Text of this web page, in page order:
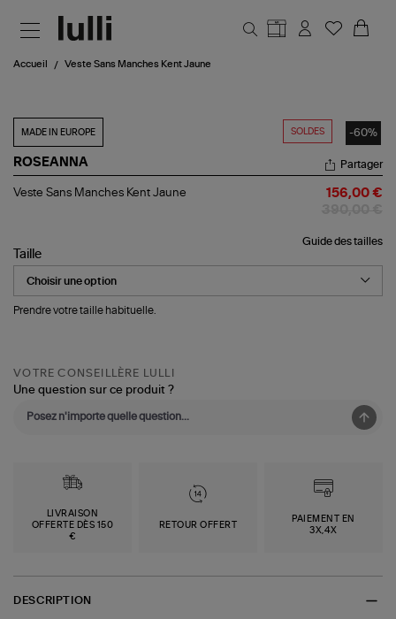
Accueil Veste Sans Manches Kent Jaune
SOLDES -60%
MADE IN EUROPE
ROSEANNA
Veste
Jaune
Partager
Veste Sans Manches Kent Jaune 156,00 €
Guide des tailles
Taille
Prendre votre taille habituelle.
VOTRE CONSEILLÈRE LULLI
Une question sur ce produit ?
LIVRAISON
OFFERTE DÈS 150
€
RETOUR OFFERT
PAIEMENT EN
3X,4X
DESCRIPTION